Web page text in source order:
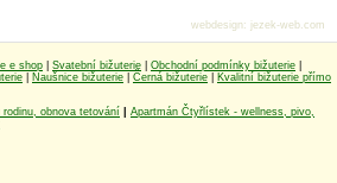
e shop Svatební bižuterie Obchodní podmínky bižuterie
Naušnice bižuterie Černá bižuterie
Kvalitní bižuterie přímo
obnova tetování
Apartmán Čtyřlístek - wellness, pivo,
webdesign: jezek-web.com